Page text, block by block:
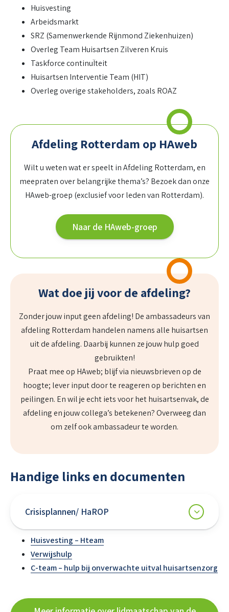
Huisvesting
Arbeidsmarkt
SRZ (Samenwerkende Rijnmond Ziekenhuizen)
Overleg Team Huisartsen Zilveren Kruis
Taskforce continuÏteit
Huisartsen Interventie Team (HIT)
Overleg overige stakeholders, zoals ROAZ
Afdeling Rotterdam op HAweb
Wilt u weten wat er speelt in Afdeling Rotterdam, en
meepraten over belangrijke thema’s? Bezoek dan onze
HAweb-groep (exclusief voor leden van Rotterdam).
Naar de HAweb-groep
Wat doe jij voor de afdeling?
Zonder jouw input geen afdeling! De ambassadeurs van
afdeling Rotterdam handelen namens alle huisartsen
uit de afdeling. Daarbij kunnen ze jouw hulp goed
gebruikten!
Praat mee op HAweb; blijf via nieuwsbrieven op de
hoogte; lever input door te reageren op berichten en
peilingen. En wil je echt iets voor het huisartsenvak, de
afdeling en jouw collega’s betekenen? Overweeg dan
om zelf ook ambassadeur te worden.
Handige links en documenten
Crisisplannen/ HaROP
Huisvesting – Hteam
Verwijshulp
C-team – hulp bij onverwachte uitval huisartsenzorg